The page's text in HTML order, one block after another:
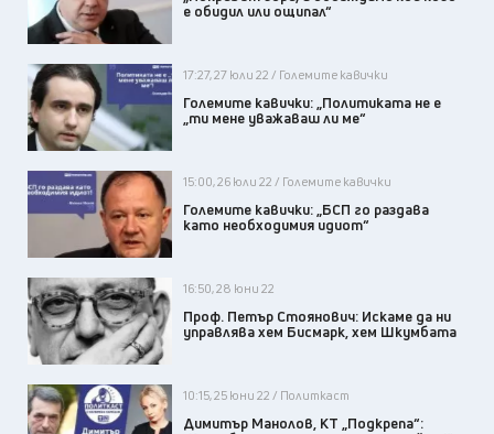
е обидил или ощипал“
17:27, 27 юли 22 / Големите кавички
Големите кавички: „Политиката не е
„ти мене уважаваш ли ме“
15:00, 26 юли 22 / Големите кавички
Големите кавички: „БСП го раздава
като необходимия идиот“
16:50, 28 юни 22
Проф. Петър Стоянович: Искаме да ни
управлява хем Бисмарк, хем Шкумбата
10:15, 25 юни 22 / Политкаст
Димитър Манолов, КТ „Подкрепа“: